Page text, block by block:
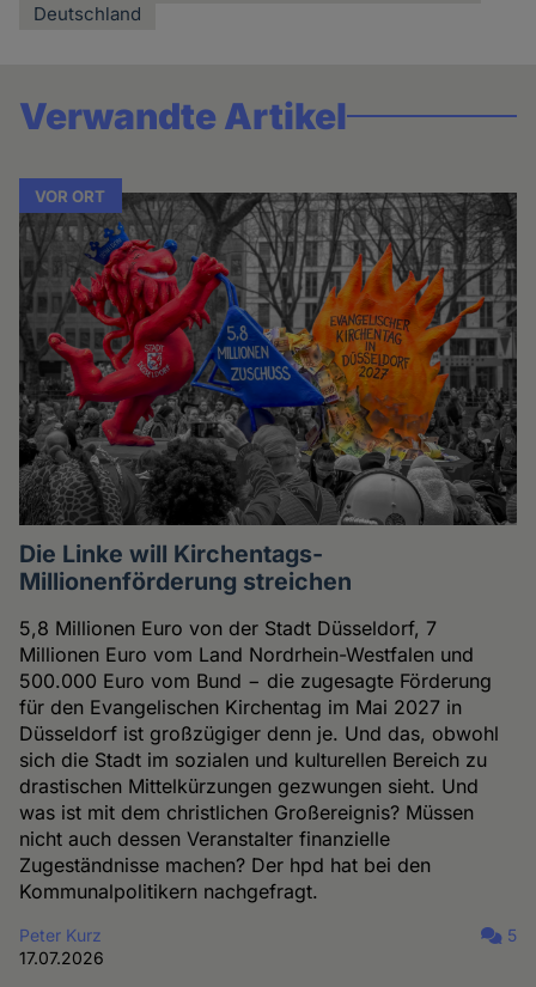
Deutschland
Verwandte Artikel
VOR ORT
Die Linke will Kirchentags-
Millionenförderung streichen
5,8 Millionen Euro von der Stadt Düsseldorf, 7
Millionen Euro vom Land Nordrhein-Westfalen und
500.000 Euro vom Bund − die zugesagte Förderung
für den Evangelischen Kirchentag im Mai 2027 in
Düsseldorf ist großzügiger denn je. Und das, obwohl
sich die Stadt im sozialen und kulturellen Bereich zu
drastischen Mittelkürzungen gezwungen sieht. Und
was ist mit dem christlichen Großereignis? Müssen
nicht auch dessen Veranstalter finanzielle
Zugeständnisse machen? Der hpd hat bei den
Kommunalpolitikern nachgefragt.
Peter Kurz
17.07.2026
5